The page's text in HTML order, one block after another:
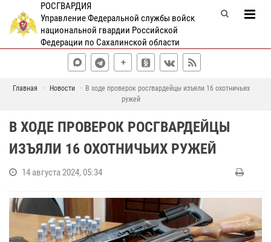
РОСГВАРДИЯ
Управление Федеральной службы войск
национальной гвардии Российской
Федерации по Сахалинской области
Главная Новости
В ходе проверок росгвардейцы изъяли 16 охотничьих
ружей
В ХОДЕ ПРОВЕРОК РОСГВАРДЕЙЦЫ
ИЗЪЯЛИ 16 ОХОТНИЧЬИХ РУЖЕЙ
14 августа 2024, 05:34